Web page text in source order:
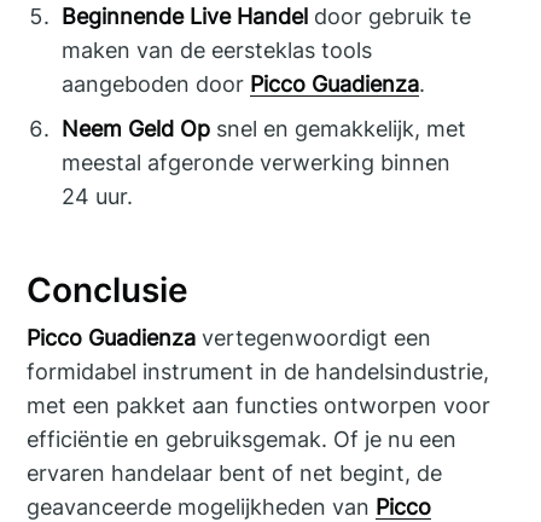
Beginnende Live Handel door gebruik te
maken van de eersteklas tools
aangeboden door Picco Guadienza.
Neem Geld Op snel en gemakkelijk, met
meestal afgeronde verwerking binnen
24 uur.
Conclusie
Picco Guadienza vertegenwoordigt een
formidabel instrument in de handelsindustrie,
met een pakket aan functies ontworpen voor
efficiëntie en gebruiksgemak. Of je nu een
ervaren handelaar bent of net begint, de
geavanceerde mogelijkheden van Picco